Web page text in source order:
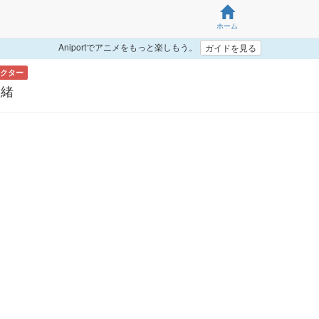
ホーム
Aniportでアニメをもっと楽しもう。 ガイドを見る
ター